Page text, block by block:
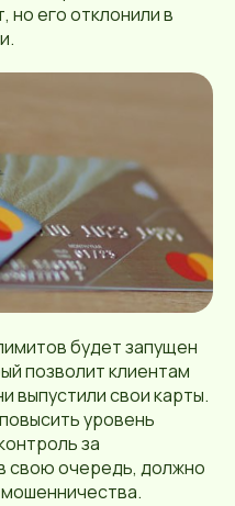
но его отклонили в
будет запущен
позволит клиентам
выпустили свои карты.
уровень
за
свою очередь, должно